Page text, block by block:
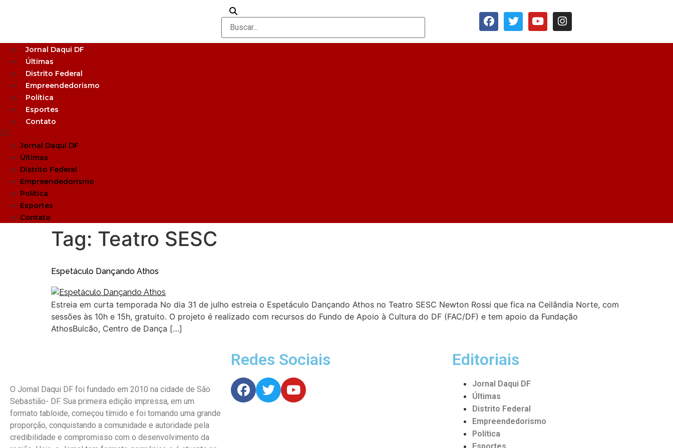
Jornal Daqui DF
Últimas
Distrito Federal
Empreendedorismo
Política
Esportes
Contato
Jornal Daqui DF
Últimas
Distrito Federal
Empreendedorismo
Política
Esportes
Contato
Tag: Teatro SESC
Espetáculo Dançando Athos
Estreia em curta temporada No dia 31 de julho estreia o Espetáculo Dançando Athos no Teatro SESC Newton Rossi que fica na Ceilândia Norte, com
sessões às 10h e 15h, gratuito. O projeto é realizado com recursos do Fundo de Apoio à Cultura do DF (FAC/DF) e tem apoio da Fundação
AthosBulcão, Centro de Dança […]
O Jornal Daqui DF foi fundado em 2010 na cidade de São
Sebastião- DF. Sua primeira edição impressa, em um
formato tabloide, começou tímido e foi tomando uma grande
proporção, conquistando a comunidade e autoridade pela
credibilidade e compromisso com o desenvolvimento da
Redes Sociais Editoriais
Jornal Daqui DF
Últimas
Distrito Federal
Empreendedorismo
Política